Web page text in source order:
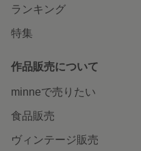
ランキング
特集
作品販売について
minneで売りたい
食品販売
ヴィンテージ販売